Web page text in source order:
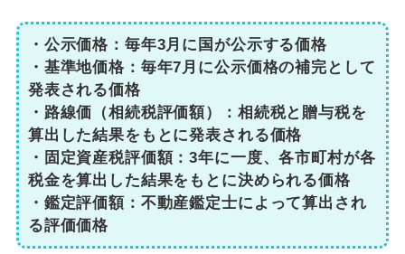
・公示価格：毎年3月に国が公示する価格
・基準地価格：毎年7月に公示価格の補完として
発表される価格
・路線価（相続税評価額）：相続税と贈与税を
算出した結果をもとに発表される価格
・固定資産税評価額：3年に一度、各市町村が各
税金を算出した結果をもとに決められる価格
・鑑定評価額：不動産鑑定士によって算出され
る評価価格